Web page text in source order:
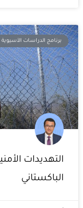
برنامج الدراسات الآسيوية
التهديدات
الباكستاني